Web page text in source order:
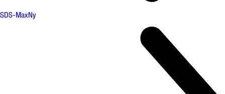
SDS-MaxNy